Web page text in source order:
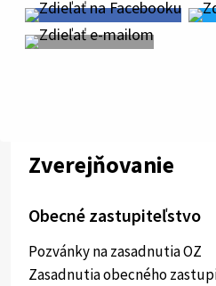
Zverejňovanie
Obecné zastupiteľstvo
Pozvánky na zasadnutia OZ
Zasadnutia obecného